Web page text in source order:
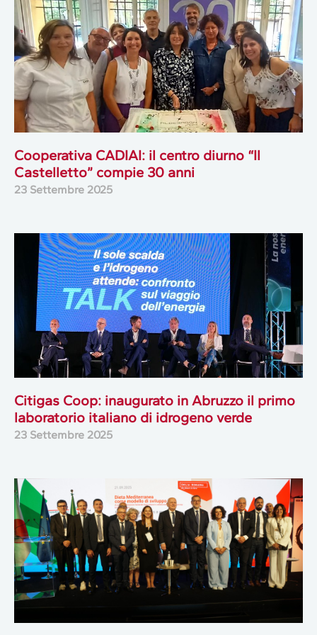
Cooperativa CADIAI: il centro diurno “Il
Castelletto” compie 30 anni
23 Settembre 2025
Citigas Coop: inaugurato in Abruzzo il primo
laboratorio italiano di idrogeno verde
23 Settembre 2025